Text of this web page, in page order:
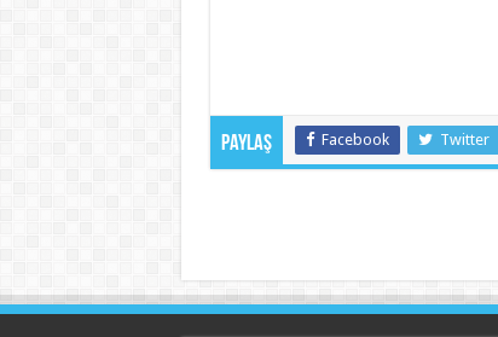
Paylaş Facebook Twitter